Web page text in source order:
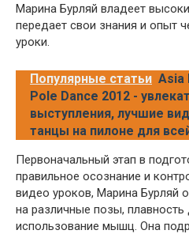
Марина Бурляй владеет
передает свои знания и опыт
уроки.
Популярные статьи Asia
Pole Dance 2012 -
выступления, лучшие
танцы на пилоне для
Первоначальный этап в
правильное осознание и
видео уроков, Марина Бурляй
на различные позы,
использование мышц. Она